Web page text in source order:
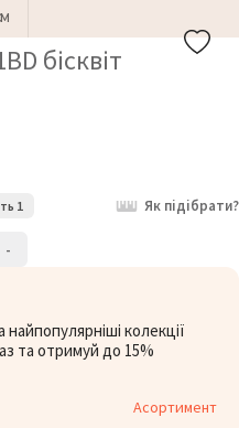
бісквіт
1 Як підібрати?
-
колекції
та отримуй до 15%
Асортимент